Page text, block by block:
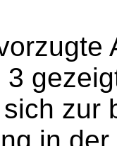
3
zur
in